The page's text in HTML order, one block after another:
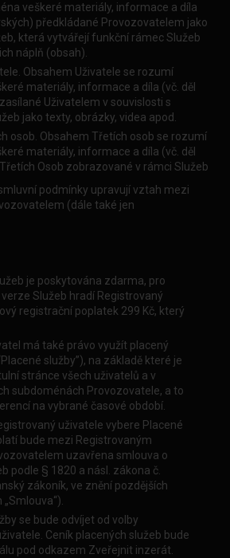
veškeré materiály, informace a díla
předkládané Provozovatelem jako
která vytvářejí funkční rámec Služeb
náplň (obsah).
Obsahem Uživatele se rozumí
materiály, informace a díla (vč. děl
Uživatelem v souvislosti s
jako texty, obrázky, videa apod.
osob. Obsahem Třetích osob se rozumí
materiály, informace a díla (vč. děl
Osob zobrazované v rámci Služeb
podmínky upravují vztah mezi
(dále také jen
je poskytována zdarma, pro
Služeb hradí Registrovaný
registrační poplatek 299 Kč, který
má také právo využít placený
služby”), na základě které je
stránce všech uživatelů a v
subdoménách Provozovatele, a to
na vybrané časové období.
uživatele vybere Placené
bude mezi Registrovaným
uzavřena smlouva o
podle § 1820 a násl. zákona č.
zákoník, ve znění pozdějších
se bude odvíjet od volby
Ceník placených služeb bude
pod odkazem Zveřejnit inzerát.